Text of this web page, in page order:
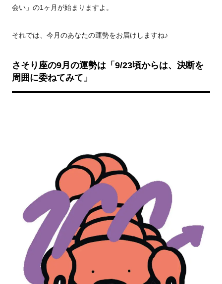
会い」の1ヶ月が始まりますよ。
それでは、今月のあなたの運勢をお届けしますね♪
さそり座の9月の運勢は「9/23頃からは、決断を
周囲に委ねてみて 」